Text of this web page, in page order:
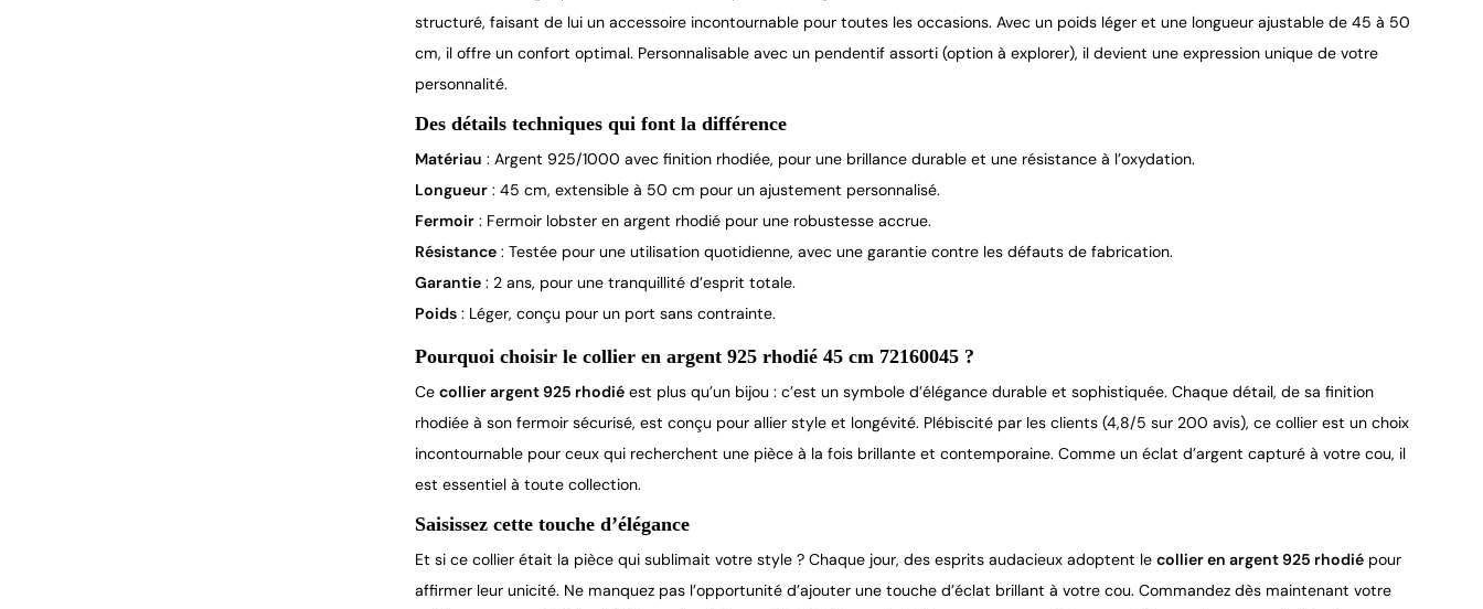
structuré, faisant de lui un accessoire incontournable pour toutes les occasions. Avec un poids léger et une longueur ajustable de 45 à 50
cm, il offre un confort optimal. Personnalisable avec un pendentif assorti (option à explorer), il devient une expression unique de votre
personnalité.
Des détails techniques qui font la différence
Matériau : Argent 925/1000 avec finition rhodiée, pour une brillance durable et une résistance à l’oxydation.
Longueur : 45 cm, extensible à 50 cm pour un ajustement personnalisé.
Fermoir : Fermoir lobster en argent rhodié pour une robustesse accrue.
Résistance : Testée pour une utilisation quotidienne, avec une garantie contre les défauts de fabrication.
Garantie : 2 ans, pour une tranquillité d’esprit totale.
Poids : Léger, conçu pour un port sans contrainte.
Pourquoi choisir le collier en argent 925 rhodié 45 cm 72160045 ?
Ce collier argent 925 rhodié est plus qu’un bijou : c’est un symbole d’élégance durable et sophistiquée. Chaque détail, de sa finition
rhodiée à son fermoir sécurisé, est conçu pour allier style et longévité. Plébiscité par les clients (4,8/5 sur 200 avis), ce collier est un choix
incontournable pour ceux qui recherchent une pièce à la fois brillante et contemporaine. Comme un éclat d’argent capturé à votre cou, il
est essentiel à toute collection.
Saisissez cette touche d’élégance
Et si ce collier était la pièce qui sublimait votre style ? Chaque jour, des esprits audacieux adoptent le collier en argent 925 rhodié pour
affirmer leur unicité. Ne manquez pas l’opportunité d’ajouter une touche d’éclat brillant à votre cou. Commandez dès maintenant votre